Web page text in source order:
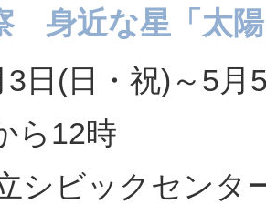
身近な星「太
3日(日・祝)～5
ら12時
シビックセンタ